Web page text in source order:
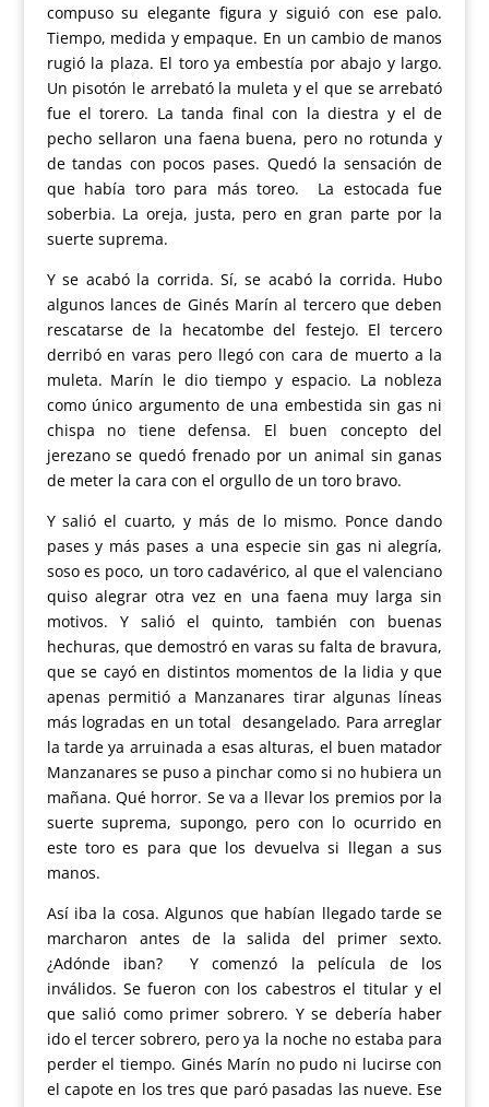
compuso su elegante figura y siguió con ese palo.
Tiempo, medida y empaque. En un cambio de manos
rugió la plaza. El toro ya embestía por abajo y largo.
Un pisotón le arrebató la muleta y el que se arrebató
fue el torero. La tanda final con la diestra y el de
pecho sellaron una faena buena, pero no rotunda y
de tandas con pocos pases. Quedó la sensación de
que había toro para más toreo. La estocada fue
soberbia. La oreja, justa, pero en gran parte por la
suerte suprema.
Y se acabó la corrida. Sí, se acabó la corrida. Hubo
algunos lances de Ginés Marín al tercero que deben
rescatarse de la hecatombe del festejo. El tercero
derribó en varas pero llegó con cara de muerto a la
muleta. Marín le dio tiempo y espacio. La nobleza
como único argumento de una embestida sin gas ni
chispa no tiene defensa. El buen concepto del
jerezano se quedó frenado por un animal sin ganas
de meter la cara con el orgullo de un toro bravo.
Y salió el cuarto, y más de lo mismo. Ponce dando
pases y más pases a una especie sin gas ni alegría,
soso es poco, un toro cadavérico, al que el valenciano
quiso alegrar otra vez en una faena muy larga sin
motivos. Y salió el quinto, también con buenas
hechuras, que demostró en varas su falta de bravura,
que se cayó en distintos momentos de la lidia y que
apenas permitió a Manzanares tirar algunas líneas
más logradas en un total desangelado. Para arreglar
la tarde ya arruinada a esas alturas, el buen matador
Manzanares se puso a pinchar como si no hubiera un
mañana. Qué horror. Se va a llevar los premios por la
suerte suprema, supongo, pero con lo ocurrido en
este toro es para que los devuelva si llegan a sus
manos.
Así iba la cosa. Algunos que habían llegado tarde se
marcharon antes de la salida del primer sexto.
¿Adónde iban? Y comenzó la película de los
inválidos. Se fueron con los cabestros el titular y el
que salió como primer sobrero. Y se debería haber
ido el tercer sobrero, pero ya la noche no estaba para
perder el tiempo. Ginés Marín no pudo ni lucirse con
el capote en los tres que paró pasadas las nueve. Ese